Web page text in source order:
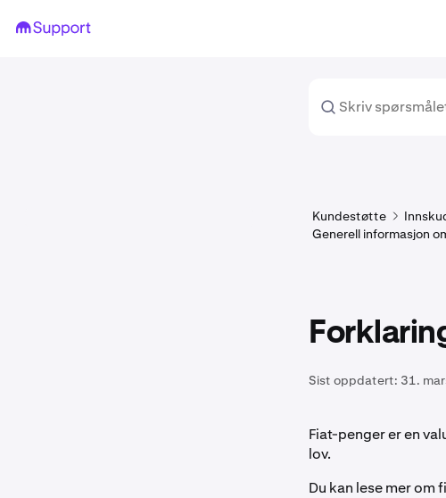
Kundestøtte
Generell informasjon
Sist oppdatert: 31.
Fiat-penger er en
lov.
Du kan lese mer om